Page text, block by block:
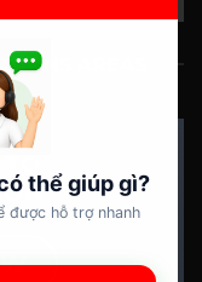
AREAS
thể giúp gì?
được hỗ trợ nhanh